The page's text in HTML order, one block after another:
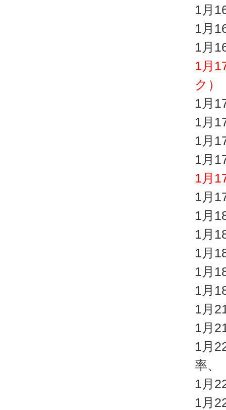
1月
1月
1月
1月
ク）
1月
1月
1月
1月
1月
1月
1月
1月
1月
1月
1月
1月
1月
1月
率、
1月
1月